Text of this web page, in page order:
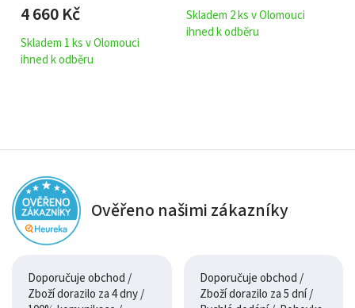
4 660Kč
Skladem 1 ks v Olomouci
ihned k odběru
Skladem 2 ks v Olomouci
ihned k odběru
Ověřeno našimi zákazníky
Doporučuje obchod /
Zboží dorazilo za 4 dny /
Doporučuje obchod /
Zboží dorazilo za 5 dní /